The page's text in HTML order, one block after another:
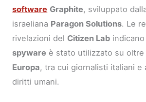
software Graphite, sviluppato
israeliana Paragon Solutions. Le
rivelazioni del Citizen Lab
spyware è stato utilizzato su oltre
Europa, tra cui giornalisti italiani e
diritti umani.